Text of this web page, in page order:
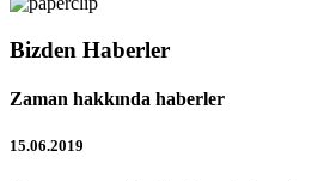
Bizden Haberler
Zaman hakkında haberler
15.06.2019